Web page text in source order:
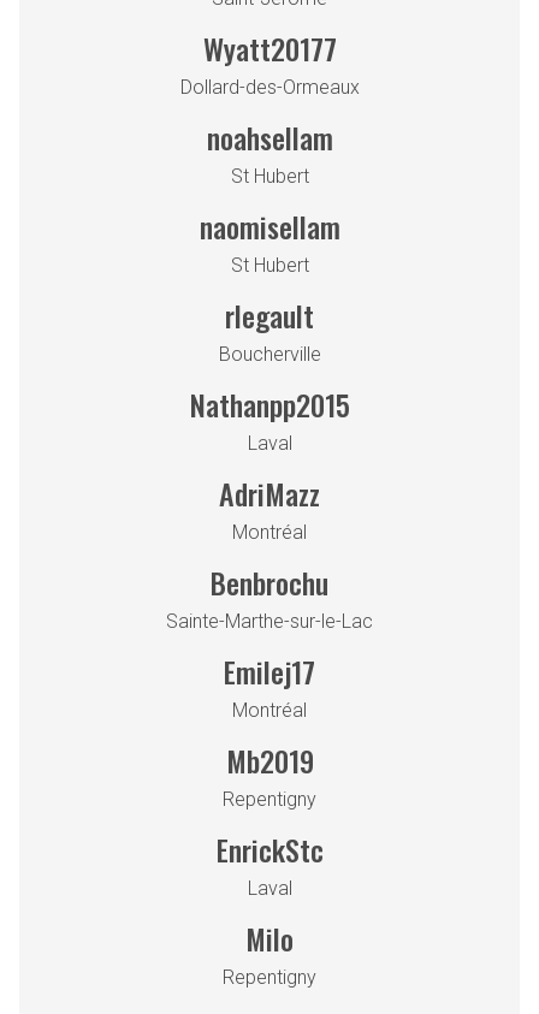
PROCHAINE ÉTAPE
Wyatt20177
Dollard-des-Ormeaux
noahsellam
St Hubert
naomisellam
St Hubert
rlegault
Boucherville
Nathanpp2015
Laval
AdriMazz
Montréal
Benbrochu
Sainte-Marthe-sur-le-Lac
Emilej17
Montréal
Mb2019
Repentigny
EnrickStc
Laval
Milo
Repentigny